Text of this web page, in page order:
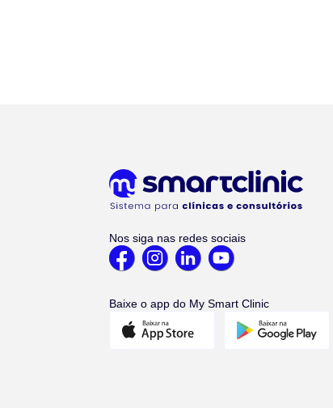
Nos siga nas redes sociais
Baixe o app do My Smart Clinic